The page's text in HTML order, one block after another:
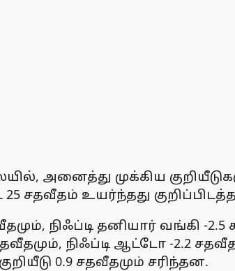
அனைத்து முக்கிய
சதவீதம் உயர்ந்தது
நிஃப்டி தனியார் வங்கி -2.5
நிஃப்டி ஆட்டோ -2.2
0.9 சதவீதமும் சரிந்தன.